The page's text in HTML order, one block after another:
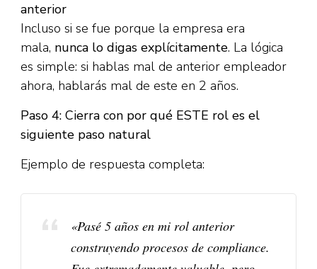
anterior
Incluso si se fue porque la empresa era
mala, nunca lo digas explícitamente. La lógica
es simple: si hablas mal de anterior empleador
ahora, hablarás mal de este en 2 años.​
Paso 4: Cierra con por qué ESTE rol es el
siguiente paso natural
Ejemplo de respuesta completa:
«Pasé 5 años en mi rol anterior
construyendo procesos de compliance.